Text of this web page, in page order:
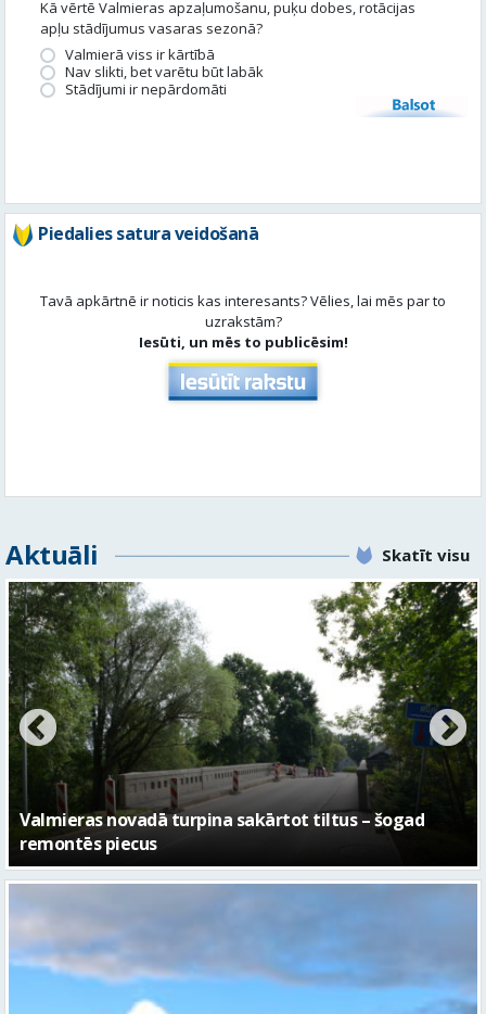
Kā vērtē Valmieras apzaļumošanu, puķu dobes, rotācijas
apļu stādījumus vasaras sezonā?
Valmierā viss ir kārtībā
Nav slikti, bet varētu būt labāk
Stādījumi ir nepārdomāti
Balsot
Piedalies satura veidošanā
Tavā apkārtnē ir noticis kas interesants? Vēlies, lai mēs par to
uzrakstām?
Iesūti, un mēs to publicēsim!
Aktuāli Skatīt visu
No pagaidu teātra līdz laikmetīgās kultūras centram
– kā attīstīsies “Kurtuve”